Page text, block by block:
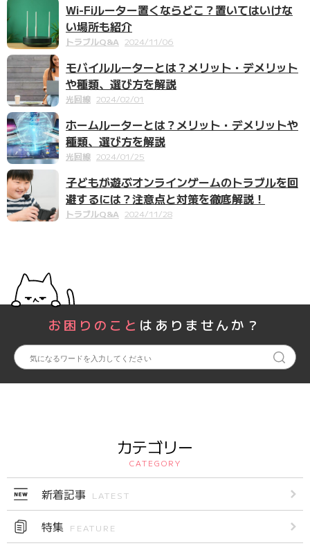
Wi-Fiルーター置くならどこ？置いてはいけな
い場所も紹介
トラブルQ&A 2024/11/06
モバイルルーターとは？メリット・デメリット
や種類、選び方を解説
光回線 2024/02/01
ホームルーターとは？メリット・デメリットや
種類、選び方を解説
光回線 2024/01/25
子どもが遊ぶオンラインゲームのトラブルを回
避するには？注意点と対策を徹底解説！
トラブルQ&A 2024/11/28
お困りのこと はありませんか？
カテゴリー
CATEGORY
新着記事 LATEST
特集 FEATURE